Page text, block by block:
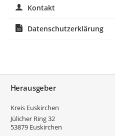
Kontakt
Datenschutzerklärung
Herausgeber
Kreis Euskirchen
Jülicher Ring 32
53879 Euskirchen